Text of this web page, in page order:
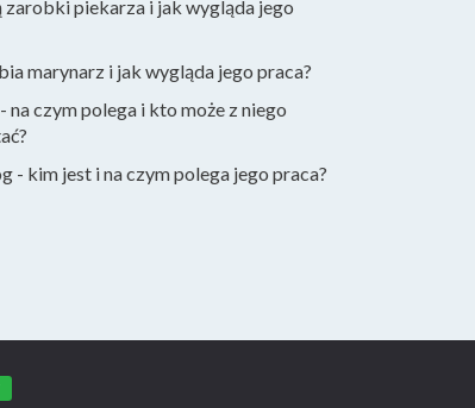
zarobki piekarza i jak wygląda jego
marynarz i jak wygląda jego praca?
na czym polega i kto może z niego
- kim jest i na czym polega jego praca?